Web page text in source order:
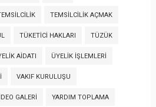
TEMSILCILIK AÇMAK
TÜKETICI HAKLARI TÜZÜK
AIDATI ÜYELIK İŞLEMLERI
VAKIF KURULUŞU
GALERI YARDIM TOPLAMA